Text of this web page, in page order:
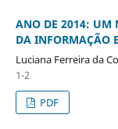
ANO DE 2014: UM
DA INFORMAÇÃO
Luciana Ferreira da
1-2
PDF